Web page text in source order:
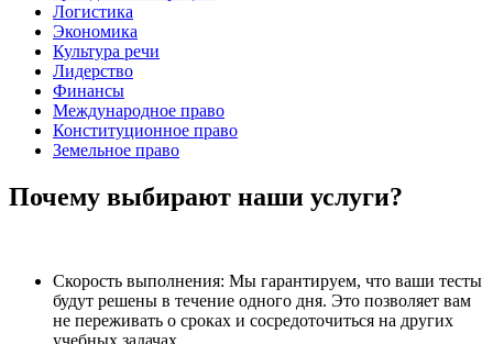
Логистика
Экономика
Культура речи
Лидерство
Финансы
Международное право
Конституционное право
Земельное право
Почему выбирают наши услуги?
Скорость выполнения: Мы гарантируем, что ваши тесты
будут решены в течение одного дня. Это позволяет вам
не переживать о сроках и сосредоточиться на других